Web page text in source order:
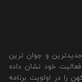
جدیدترین و جوان ترین
خود نشان داده
را در اولویت برنامه